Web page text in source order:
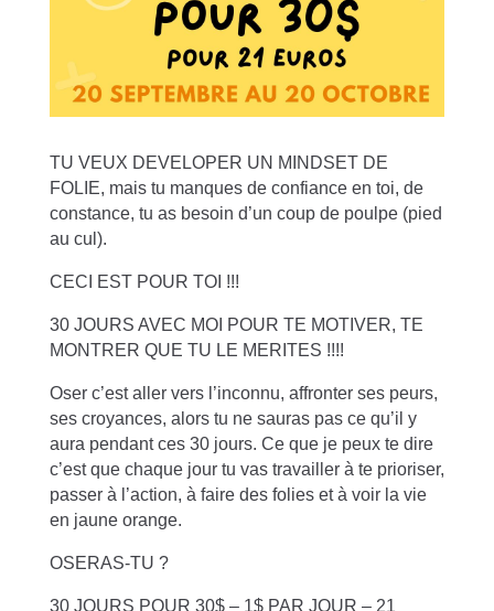
TU VEUX DEVELOPER UN MINDSET DE
FOLIE, mais tu manques de confiance en toi, de
constance, tu as besoin d’un coup de poulpe (pied
au cul).
CECI EST POUR TOI !!!
30 JOURS AVEC MOI POUR TE MOTIVER, TE
MONTRER QUE TU LE MERITES !!!!
Oser c’est aller vers l’inconnu, affronter ses peurs,
ses croyances, alors tu ne sauras pas ce qu’il y
aura pendant ces 30 jours. Ce que je peux te dire
c’est que chaque jour tu vas travailler à te prioriser,
passer à l’action, à faire des folies et à voir la vie
en jaune orange.
OSERAS-TU ?
30 JOURS POUR 30$ – 1$ PAR JOUR – 21